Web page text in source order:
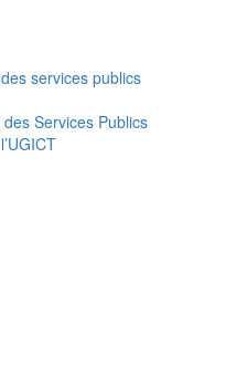
des services publics
des Services Publics